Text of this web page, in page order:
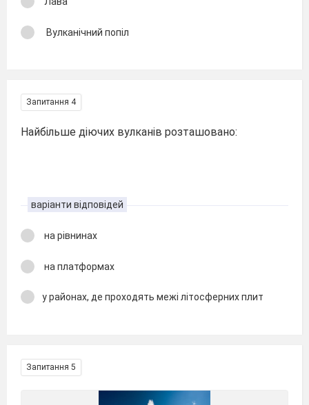
Вулканічний попіл
Запитання 4
Найбільше діючих вулканів розташовано:
варіанти відповідей
на рівнинах
на платформах
у районах, де проходять межі літосферних плит
Запитання 5